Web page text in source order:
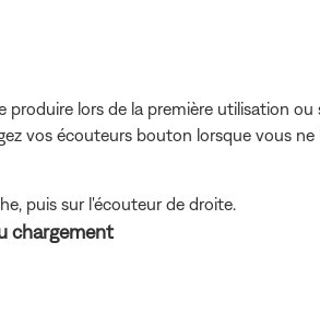
lors de la première utilisation ou
vos écouteurs bouton lorsque vous ne
puis sur l'écouteur de droite.
chargement